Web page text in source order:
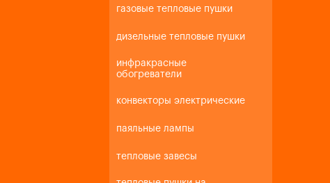
газовые тепловые пушки
дизельные тепловые пушки
инфракрасные
обогреватели
конвекторы электрические
паяльные лампы
тепловые завесы